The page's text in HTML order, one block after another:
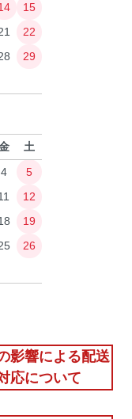
15
22
29
土
4
5
12
19
26
影響による配送
応について